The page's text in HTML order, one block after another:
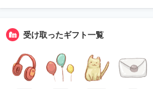
受け取ったギフト一覧